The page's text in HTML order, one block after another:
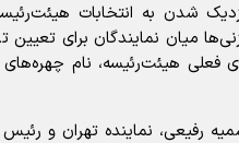
شدن به انتخابات
۱۴۰۵، رایزنی‌ها میان نمایندگان
فعلی هیئت‌رئیسه، نام
رفیعی، نماینده تهران و